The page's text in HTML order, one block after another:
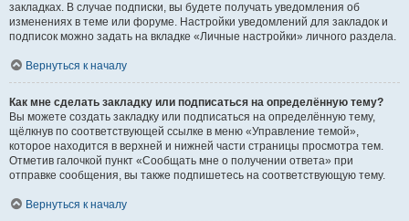
закладках. В случае подписки, вы будете получать уведомления об
изменениях в теме или форуме. Настройки уведомлений для закладок и
подписок можно задать на вкладке «Личные настройки» личного раздела.
Вернуться к началу
Как мне сделать закладку или подписаться на определённую тему?
Вы можете создать закладку или подписаться на определённую тему,
щёлкнув по соответствующей ссылке в меню «Управление темой»,
которое находится в верхней и нижней части страницы просмотра тем.
Отметив галочкой пункт «Сообщать мне о получении ответа» при
отправке сообщения, вы также подпишетесь на соответствующую тему.
Вернуться к началу